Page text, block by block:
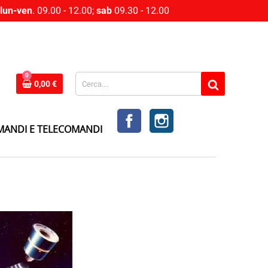
lun-ven. 09.00 - 12.00; sab 09.30 - 12.00
0
0,00 €
E TELECOMANDI
FACEBOOKINSTAGRAM